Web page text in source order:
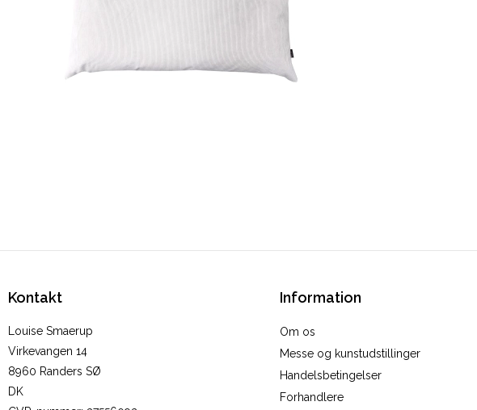
Kontakt
Louise Smaerup
Virkevangen 14
8960 Randers SØ
DK
Information
Om os
Messe og kunstudstillinger
Handelsbetingelser
Forhandlere